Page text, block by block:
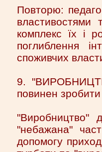
Повторю:
властивостями
комплекс їх і
поглиблення
споживчих
9.
повинен
"Виробництво"
"небажана"
допомогу